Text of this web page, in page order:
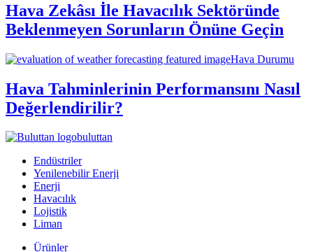
Hava Zekâsı İle Havacılık Sektöründe
Beklenmeyen Sorunların Önüne Geçin
Hava Durumu
Hava Tahminlerinin Performansını Nasıl
Değerlendirilir?
buluttan
Endüstriler
Yenilenebilir Enerji
Enerji
Havacılık
Lojistik
Liman
Ürünler